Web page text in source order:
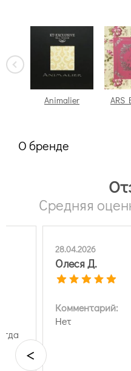
Animalier ARS
О бренде
Материалы коллекций
Средняя
28.04.2026
Олеся Д.
Комментарий:
Нет
<